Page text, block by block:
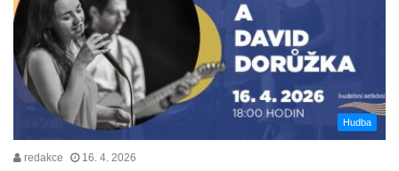
Hudba
redakce 16. 4. 2026